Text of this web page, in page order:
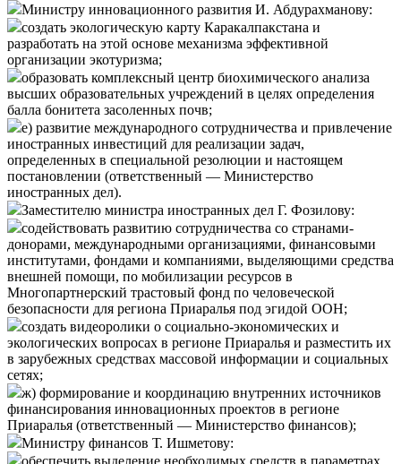
Министру инновационного развития И. Абдурахманову:
создать экологическую карту Каракалпакстана и
разработать на этой основе механизма эффективной
организации экотуризма;
образовать комплексный центр биохимического анализа
высших образовательных учреждений в целях определения
балла бонитета засоленных почв;
е) развитие международного сотрудничества и привлечение
иностранных инвестиций для реализации задач,
определенных в специальной резолюции и настоящем
постановлении (ответственный — Министерство
иностранных дел).
Заместителю министра иностранных дел Г. Фозилову:
содействовать развитию сотрудничества со странами-
донорами, международными организациями, финансовыми
институтами, фондами и компаниями, выделяющими средства
внешней помощи, по мобилизации ресурсов в
Многопартнерский трастовый фонд по человеческой
безопасности для региона Приаралья под эгидой ООН;
создать видеоролики о социально-экономических и
экологических вопросах в регионе Приаралья и разместить их
в зарубежных средствах массовой информации и социальных
сетях;
ж) формирование и координацию внутренних источников
финансирования инновационных проектов в регионе
Приаралья (ответственный — Министерство финансов);
Министру финансов Т. Ишметову:
обеспечить выделение необходимых средств в параметрах